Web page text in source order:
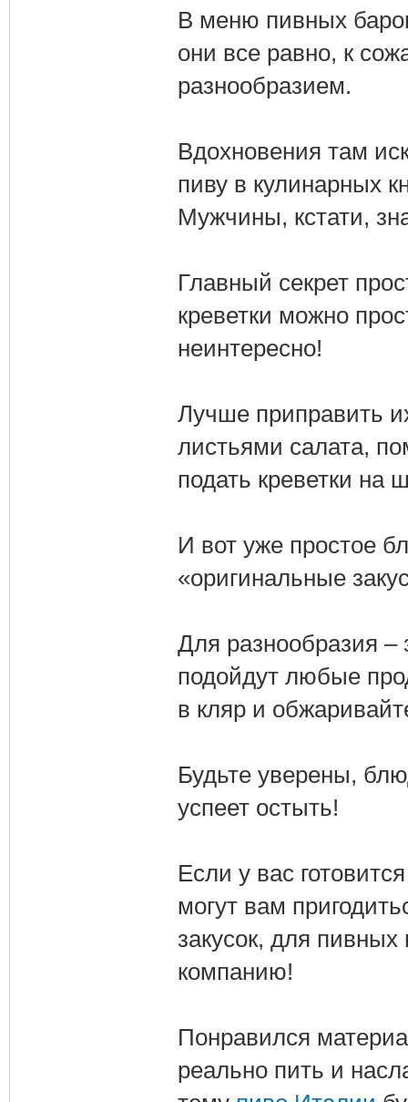
В меню пивных
они все равно, к
разнообразием.
Вдохновения там
пиву в кулинарных
Мужчины, кстати,
Главный секрет
креветки можно
неинтересно!
Лучше приправить
листьями салата,
подать креветки на
И вот уже простое
«оригинальные
Для разнообразия –
подойдут любые
в кляр и
Будьте уверены,
успеет остыть!
Если у вас
могут вам
закусок, для
компанию!
Понравился
реально пить и